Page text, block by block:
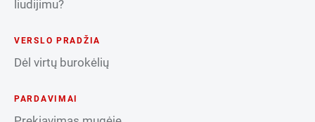
liudijimu?
VERSLO PRADŽIA
Dėl virtų burokėlių
PARDAVIMAI